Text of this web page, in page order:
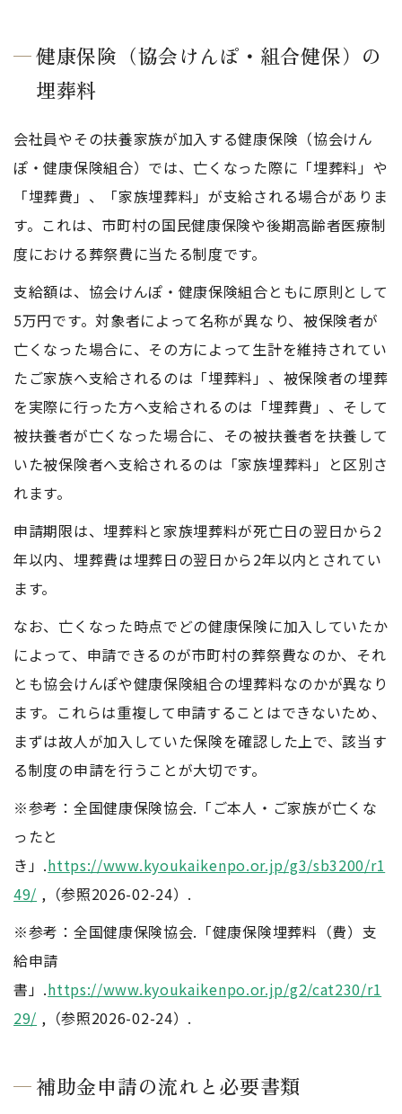
健康保険（協会けんぽ・組合健保）の
埋葬料
会社員やその扶養家族が加入する健康保険（協会けん
ぽ・健康保険組合）では、亡くなった際に「埋葬料」や
「埋葬費」、「家族埋葬料」が支給される場合がありま
す。これは、市町村の国民健康保険や後期高齢者医療制
度における葬祭費に当たる制度です。
支給額は、協会けんぽ・健康保険組合ともに原則として
5万円です。対象者によって名称が異なり、被保険者が
亡くなった場合に、その方によって生計を維持されてい
たご家族へ支給されるのは「埋葬料」、被保険者の埋葬
を実際に行った方へ支給されるのは「埋葬費」、そして
被扶養者が亡くなった場合に、その被扶養者を扶養して
いた被保険者へ支給されるのは「家族埋葬料」と区別さ
れます。
申請期限は、埋葬料と家族埋葬料が死亡日の翌日から2
年以内、埋葬費は埋葬日の翌日から2年以内とされてい
ます。
なお、亡くなった時点でどの健康保険に加入していたか
によって、申請できるのが市町村の葬祭費なのか、それ
とも協会けんぽや健康保険組合の埋葬料なのかが異なり
ます。これらは重複して申請することはできないため、
まずは故人が加入していた保険を確認した上で、該当す
る制度の申請を行うことが大切です。
※参考：全国健康保険協会.「ご本人・ご家族が亡くな
ったと
き」.https://www.kyoukaikenpo.or.jp/g3/sb3200/r1
49/ ,（参照2026-02-24）.
※参考：全国健康保険協会.「健康保険埋葬料（費）支
給申請
書」.https://www.kyoukaikenpo.or.jp/g2/cat230/r1
29/ ,（参照2026-02-24）.
補助金申請の流れと必要書類